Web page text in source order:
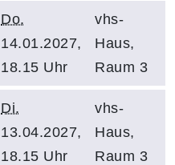
Do.
14.01.2027,
18.15 Uhr
vhs-
Haus,
Raum 3
Di.
13.04.2027,
18.15 Uhr
vhs-
Haus,
Raum 3